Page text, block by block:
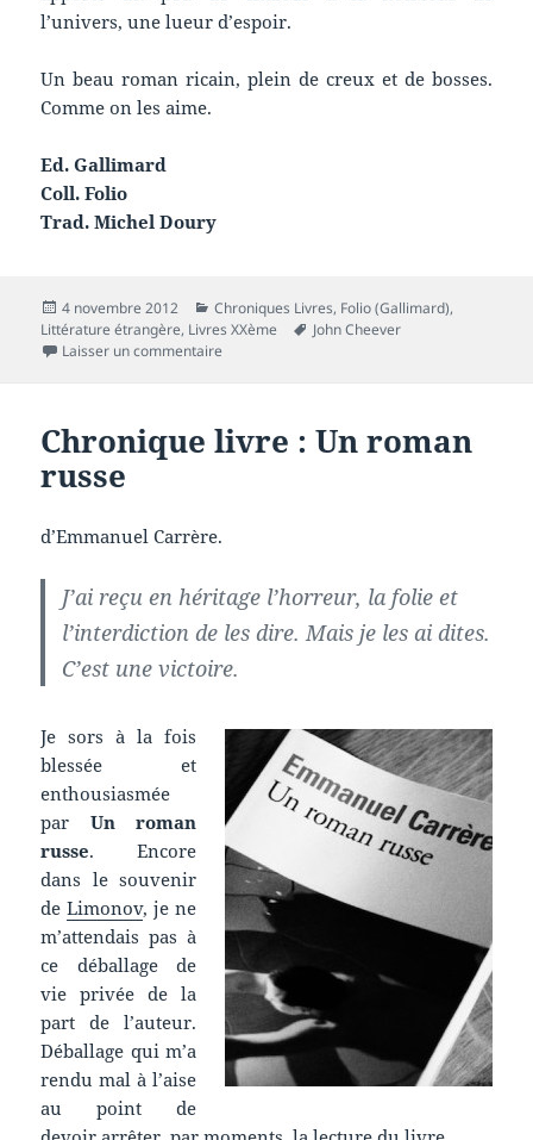
l’univers, une lueur d’espoir.
Un beau roman ricain, plein de creux et de bosses.
Comme on les aime.
Ed. Gallimard
Coll. Folio
Trad. Michel Doury
Publié
le
4 novembre 2012 Catégories
Chroniques Livres, Folio (Gallimard),
Littérature étrangère, Livres XXème
Mots-
John Cheever
Laisser un commentaire
Chronique livre : Un roman
russe
d’Emmanuel Carrère.
J’ai reçu en héritage l’horreur, la folie et
l’interdiction de les dire. Mais je les ai dites.
C’est une victoire.
Je sors à la fois
blessée et
enthousiasmée
par Un roman
russe. Encore
dans le souvenir
deLimonov, je ne
m’attendais pas à
ce déballage de
vie privée de la
part de l’auteur.
Déballage qui m’a
rendu mal à l’aise
au point de